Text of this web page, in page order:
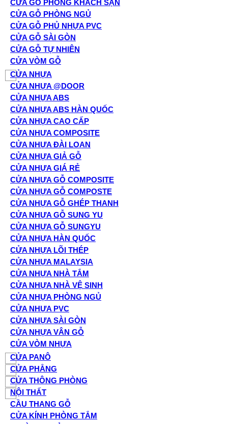
CỬA GỖ PHÒNG KHÁCH SẠN
CỬA GỖ PHÒNG NGỦ
CỬA GỖ PHỦ NHỰA PVC
CỬA GỖ SÀI GÒN
CỬA GỖ TỰ NHIÊN
CỬA VÒM GỖ
CỬA NHỰA
CỬA NHỰA @DOOR
CỬA NHỰA ABS
CỬA NHỰA ABS HÀN QUỐC
CỬA NHỰA CAO CẤP
CỬA NHỰA COMPOSITE
CỬA NHỰA ĐÀI LOAN
CỬA NHỰA GIẢ GỖ
CỬA NHỰA GIÁ RẺ
CỬA NHỰA GỖ COMPOSITE
CỬA NHỰA GỖ COMPOSTE
CỬA NHỰA GỖ GHÉP THANH
CỬA NHỰA GỖ SUNG YU
CỬA NHỰA GỖ SUNGYU
CỬA NHỰA HÀN QUỐC
CỬA NHỰA LÕI THÉP
CỬA NHỰA MALAYSIA
CỬA NHỰA NHÀ TẮM
CỬA NHỰA NHÀ VỆ SINH
CỬA NHỰA PHÒNG NGỦ
CỬA NHỰA PVC
CỬA NHỰA SÀI GÒN
CỬA NHỰA VÂN GỖ
CỬA VÒM NHỰA
CỬA PANÔ
CỬA PHẲNG
CỬA THÔNG PHÒNG
NỘI THẤT
CẦU THANG GỖ
CỬA KÍNH PHÒNG TẮM